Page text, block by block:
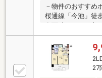
－物件のおすすめ
桜通線「今池」徒
に高さ約2.0mのハ
2.8m、食洗機搭
にSICと繋がる収
豊富・洗面台は2
ト飼育可能(規約
27